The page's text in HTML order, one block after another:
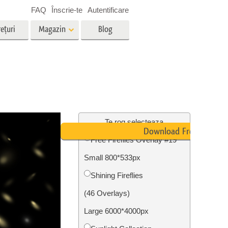
a
Foto Restaurare Servicii
Magazin Blog
FAQ Înscrie-te Autentificare
Te rog selecteaza
Free Fireflies Overlay #19
Small 800*533px
Shining Fireflies
(46 Overlays)
Large 6000*4000px
Download Free